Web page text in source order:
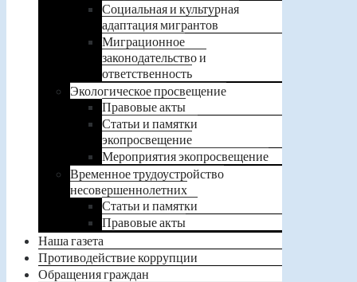
Социальная и культурная
адаптация мигрантов
Миграционное
законодательство и
ответственность
Экологическое просвещение
Правовые акты
Статьи и памятки
экопросвещение
Мероприятия экопросвещение
Временное трудоустройство
несовершеннолетних
Статьи и памятки
Правовые акты
Наша газета
Противодействие коррупции
Обращения граждан